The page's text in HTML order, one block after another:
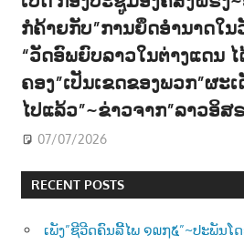
ກໍຄ້າຍກັບ”ການຍຶດອຳນາດໃ
“ວັດອົພຍົບລາວໃນຕ່າງແດນ
ຄອງ”ເປັນເຂດຂອງພວກ”ຜະ
ໄປແລ້ວ”~ຂ່າວຈາກ”ລາວອິ
07/07/2026
RECENT POSTS
ເພັງ”ຊີວີດຄົນລີ້ໄພ ໑໙໗໕”~ປະພັນໂ